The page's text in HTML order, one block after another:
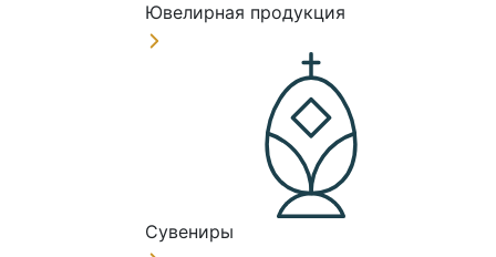
Ювелирная продукция
Сувениры